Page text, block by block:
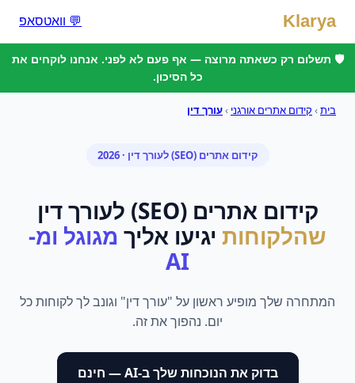
Klarya 💬 וואטסאפ
🛡️ תשלום רק כשאתה מרוצה — אף פעם לא לפני. אנחנו לוקחים את
כל הסיכון.
בית› קידום אתרים אורגני ›עורך דין
קידום אתרים (SEO) לעורך דין · 2026
קידום אתרים (SEO) לעורך דין
שהלקוחות יגיעו אליך מגוגל ומ-
AI
המתחרה שלך מופיע ראשון על "עורך דין" וגונב לך לקוחות כל
יום. נהפוך את זה.
בדוק את הנוכחות שלך ב-AI — חינם